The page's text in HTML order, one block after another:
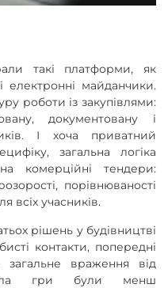
такі платформи, як
електронні майданчики.
роботи із закупівлями:
документовану і
І хоча приватний
загальна логіка
комерційні тендери:
порівнюваності
всіх учасників.
рішень у будівництві
контакти, попередні
загальне враження від
гри були менш